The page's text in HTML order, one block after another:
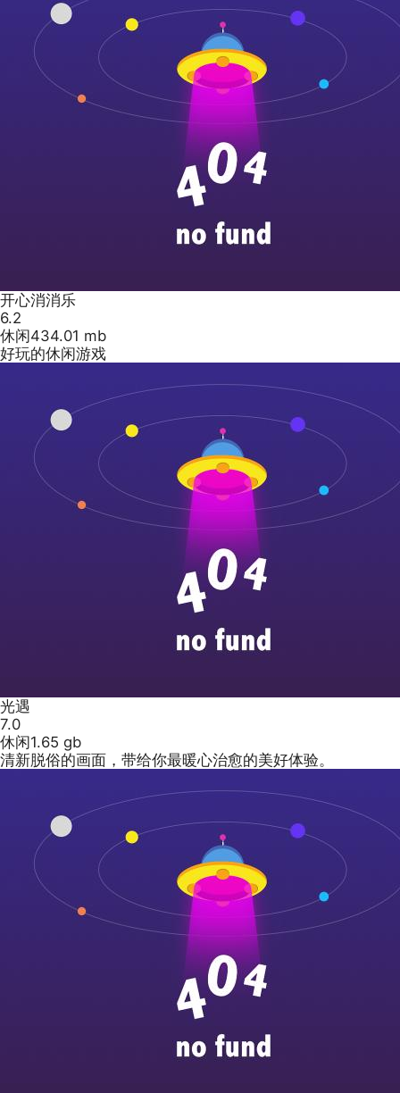
开心消消乐
6.2
休闲434.01 mb
好玩的休闲游戏
光遇
7.0
休闲1.65 gb
清新脱俗的画面，带给你最暖心治愈的美好体验。